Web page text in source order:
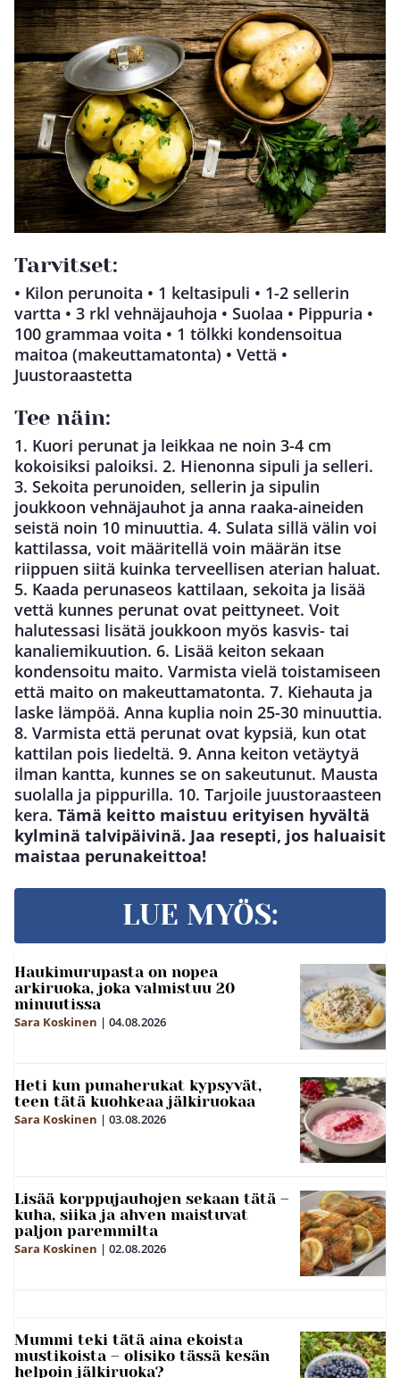
Tarvitset:
• Kilon perunoita • 1 keltasipuli • 1-2 sellerin
vartta • 3 rkl vehnäjauhoja • Suolaa • Pippuria •
100 grammaa voita • 1 tölkki kondensoitua
maitoa (makeuttamatonta) • Vettä •
Juustoraastetta
Tee näin:
1. Kuori perunat ja leikkaa ne noin 3-4 cm
kokoisiksi paloiksi. 2. Hienonna sipuli ja selleri.
3. Sekoita perunoiden, sellerin ja sipulin
joukkoon vehnäjauhot ja anna raaka-aineiden
seistä noin 10 minuuttia. 4. Sulata sillä välin voi
kattilassa, voit määritellä voin määrän itse
riippuen siitä kuinka terveellisen aterian haluat.
5. Kaada perunaseos kattilaan, sekoita ja lisää
vettä kunnes perunat ovat peittyneet. Voit
halutessasi lisätä joukkoon myös kasvis- tai
kanaliemikuution. 6. Lisää keiton sekaan
kondensoitu maito. Varmista vielä toistamiseen
että maito on makeuttamatonta. 7. Kiehauta ja
laske lämpöä. Anna kuplia noin 25-30 minuuttia.
8. Varmista että perunat ovat kypsiä, kun otat
kattilan pois liedeltä. 9. Anna keiton vetäytyä
ilman kantta, kunnes se on sakeutunut. Mausta
suolalla ja pippurilla. 10. Tarjoile juustoraasteen
kera. Tämä keitto maistuu erityisen hyvältä
kylminä talvipäivinä. Jaa resepti, jos haluaisit
maistaa perunakeittoa!
LUE MYÖS:
Haukimurupasta on nopea
arkiruoka, joka valmistuu 20
minuutissa
Sara Koskinen | 04.08.2026
Heti kun punaherukat kypsyvät,
teen tätä kuohkeaa jälkiruokaa
Sara Koskinen | 03.08.2026
Lisää korppujauhojen sekaan tätä –
kuha, siika ja ahven maistuvat
paljon paremmilta
Sara Koskinen | 02.08.2026
Mummi teki tätä aina ekoista
mustikoista – olisiko tässä kesän
helpoin jälkiruoka?